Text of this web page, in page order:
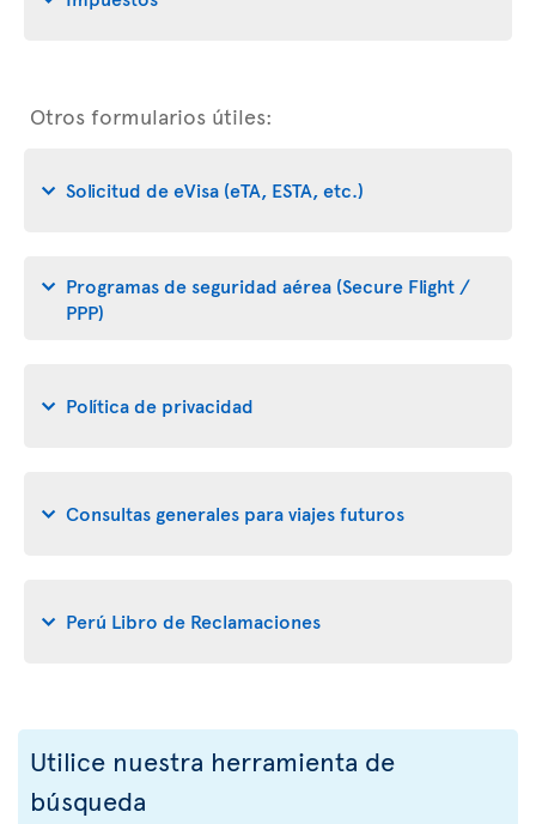
Otros formularios útiles:
Solicitud de eVisa (eTA, ESTA, etc.)
Programas de seguridad aérea (Secure Flight /
PPP)
Política de privacidad
Consultas generales para viajes futuros
Perú Libro de Reclamaciones
Utilice nuestra herramienta de
búsqueda